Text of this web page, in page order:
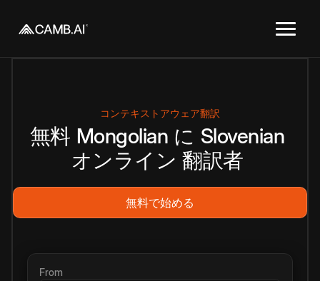
コンテキストアウェア翻訳
無料 Mongolian に Slovenian
オンライン 翻訳者
無料で始める
From